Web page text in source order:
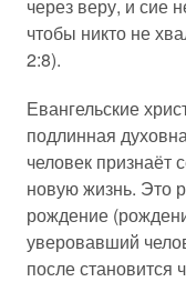
через веру, и сие
чтобы никто не
2:8).
Евангельские
подлинная
человек признаёт
новую жизнь. Это
рождение
уверовавший
после